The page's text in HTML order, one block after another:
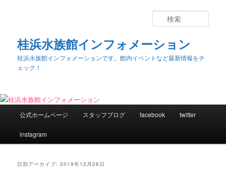
桂浜水族館インフォメーション
桂浜水族館インフォメーションです。館内イベントなど最新情報をチ
ェック！
索
メ
メ
イ
サ
ブ
公式ホームページ スタッフブログ facebook twitter
instagram
日別アーカイブ:2019年12月26日